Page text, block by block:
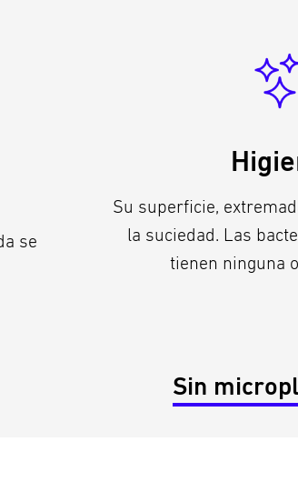
se
Su superficie,
la suciedad. Las
tienen ninguna
Sin